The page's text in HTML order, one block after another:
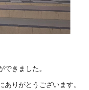
きました。
りがとうございます。